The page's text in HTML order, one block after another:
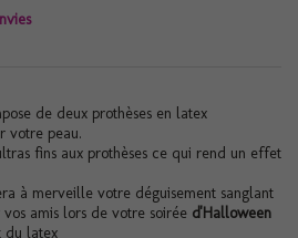
de deux prothèses en latex
votre peau.
fins aux prothèses ce qui rend un effet
à merveille votre déguisement sanglant
amis lors de votre soirée d'Halloween
du latex